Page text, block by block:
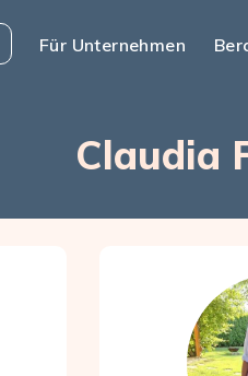
Für Unternehmen
Claudia